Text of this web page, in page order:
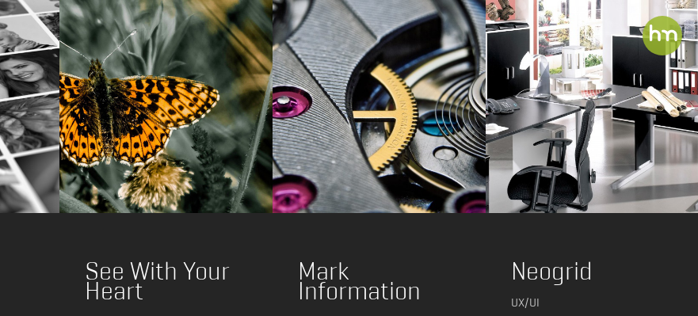
See With Your
Heart
Mark
Information
Neogrid
UX/UI